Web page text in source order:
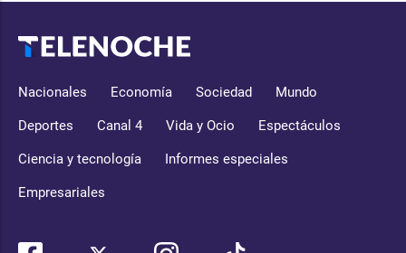
Nacionales Economía Sociedad Mundo
Deportes Canal 4 Vida y Ocio Espectáculos
Ciencia y tecnología Informes especiales
Empresariales